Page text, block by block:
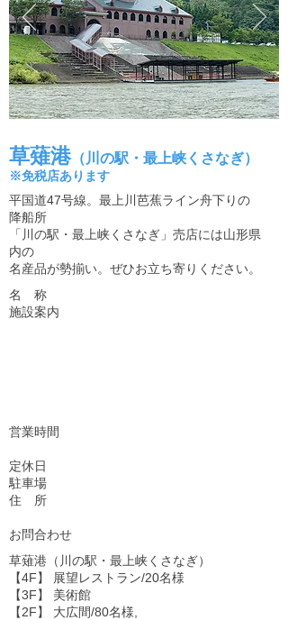
草薙港（川の駅・最上峡くさなぎ）
※免税店あります
平国道47号線。最上川芭蕉ライン舟下りの
降船所
「川の駅・最上峡くさなぎ」売店には山形県
内の
名産品が勢揃い。ぜひお立ち寄りください。
名 称
施設案内
営業時間
定休日
駐車場
住 所
お問合わせ
草薙港（川の駅・最上峡くさなぎ）
【4F】 展望レストラン/20名様
【3F】 美術館
【2F】 大広間/80名様,